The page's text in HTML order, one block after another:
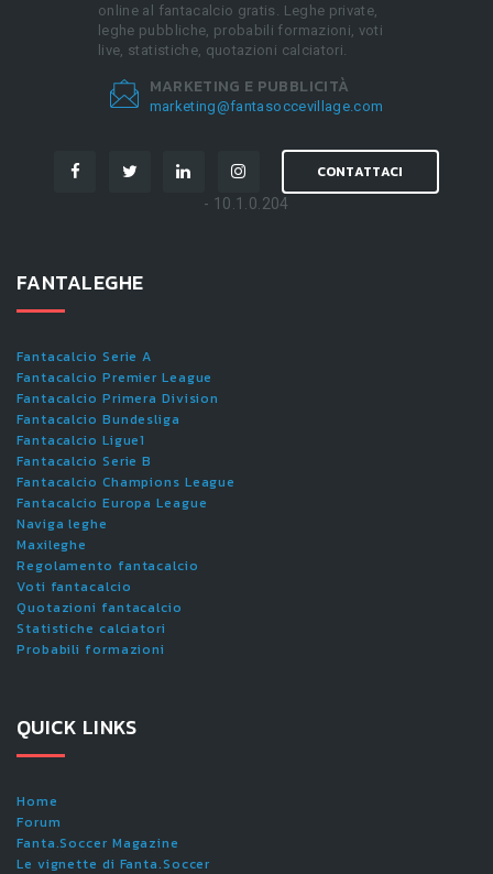
online al fantacalcio gratis. Leghe private,
leghe pubbliche, probabili formazioni, voti
live, statistiche, quotazioni calciatori.
MARKETING E PUBBLICITÀ
marketing@fantasoccevillage.com
CONTATTACI
- 10.1.0.204
FANTALEGHE
Fantacalcio Serie A
Fantacalcio Premier League
Fantacalcio Primera Division
Fantacalcio Bundesliga
Fantacalcio Ligue1
Fantacalcio Serie B
Fantacalcio Champions League
Fantacalcio Europa League
Naviga leghe
Maxileghe
Regolamento fantacalcio
Voti fantacalcio
Quotazioni fantacalcio
Statistiche calciatori
Probabili formazioni
QUICK LINKS
Home
Forum
Fanta.Soccer Magazine
Le vignette di Fanta.Soccer